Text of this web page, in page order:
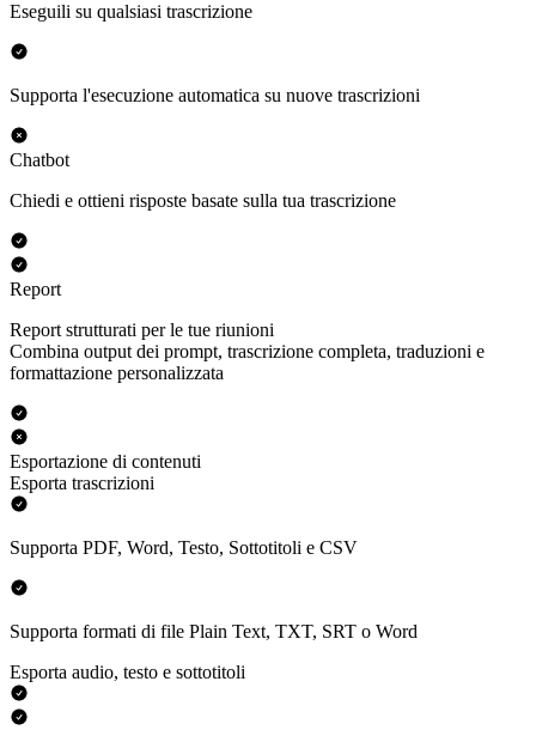
Eseguili su qualsiasi trascrizione
Supporta l'esecuzione automatica su nuove trascrizioni
Chatbot
Chiedi e ottieni risposte basate sulla tua trascrizione
Report
Report strutturati per le tue riunioni
Combina output dei prompt, trascrizione completa, traduzioni e
formattazione personalizzata
Esportazione di contenuti
Esporta trascrizioni
Supporta PDF, Word, Testo, Sottotitoli e CSV
Supporta formati di file Plain Text, TXT, SRT o Word
Esporta audio, testo e sottotitoli